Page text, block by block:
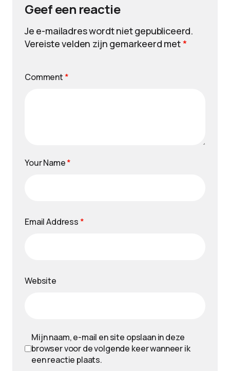
Geef een reactie
Je e-mailadres wordt niet gepubliceerd.
Vereiste velden zijn gemarkeerd met*
Comment *
Your Name*
Email Address *
Website
Mijn naam, e-mail en site opslaan in deze
browser voor de volgende keer wanneer ik
een reactie plaats.